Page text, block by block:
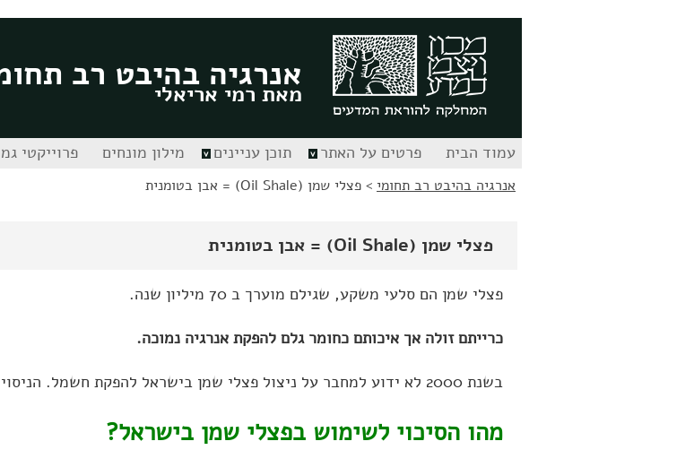
אנרגיה בהיבט רב
מאת רמי אריאלי
עמוד הבית פרטים על האתר תוכן עניינים מילון מונחים פרוייקטי
אנרגיה בהיבט רב תחומי > פצלי שמן (Oil Shale) = אבן בטומנית
פצלי שמן (Oil Shale) = אבן בטומנית
פצלי שמן הם סלעי משקע, שגילם מוערך ב 70 מיליון שנה.
כרייתם זולה אך איכותם כחומר גלם להפקת אנרגיה נמוכה.
בשנת 2000 לא ידוע למחבר על ניצול פצלי שמן בישראל להפקת חשמל. הניסויים שבוצעו בעבר מפורטים בהמשך.
מהו הסיכוי לשימוש בפצלי שמן בישראל?